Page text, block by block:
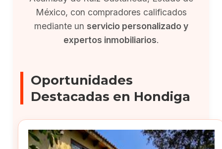
México, con compradores calificados
mediante un servicio personalizado y
expertos inmobiliarios.
Oportunidades
Destacadas en Hondiga